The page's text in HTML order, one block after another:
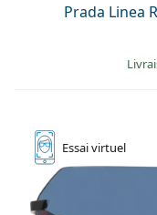
Prada Linea
Essaivirtuel